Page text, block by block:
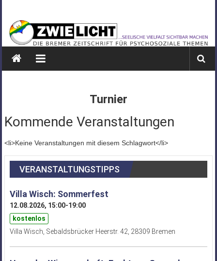
springen
ZWIELICHT
BREMEN
DIE
Turnier
Kommende Veranstaltungen
<li>Keine Veranstaltungen mit diesem Schlagwort</li>
VERANSTALTUNGSTIPPS
Villa Wisch: Sommerfest
12.08.2026, 15:00-19:00
kostenlos
Villa Wisch, Sebaldsbrücker Heerstr. 42, 28309 Bremen